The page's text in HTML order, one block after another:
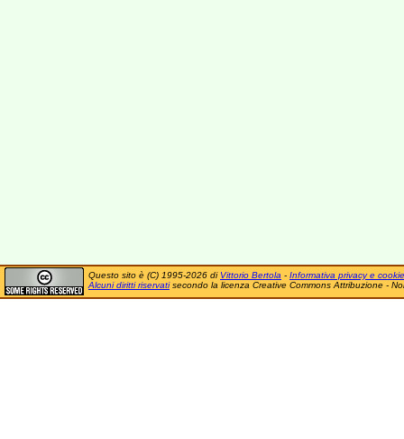
Questo sito è (C) 1995-2026 di Vittorio Bertola - Informativa privacy e cookie
Alcuni diritti riservatisecondo la licenza Creative Commons Attribuzione -